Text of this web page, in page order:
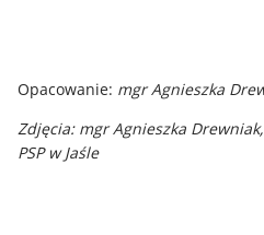
Opacowanie: mgr Agnieszka
Zdjęcia: mgr Agnieszka
PSP w Jaśle